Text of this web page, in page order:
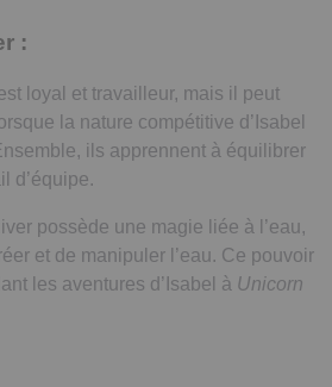
:
loyal et travailleur, mais il peut
la nature compétitive d’Isabel
ils apprennent à équilibrer
d’équipe.
possède une magie liée à l’eau,
et de manipuler l’eau. Ce pouvoir
les aventures d’Isabel à Unicorn